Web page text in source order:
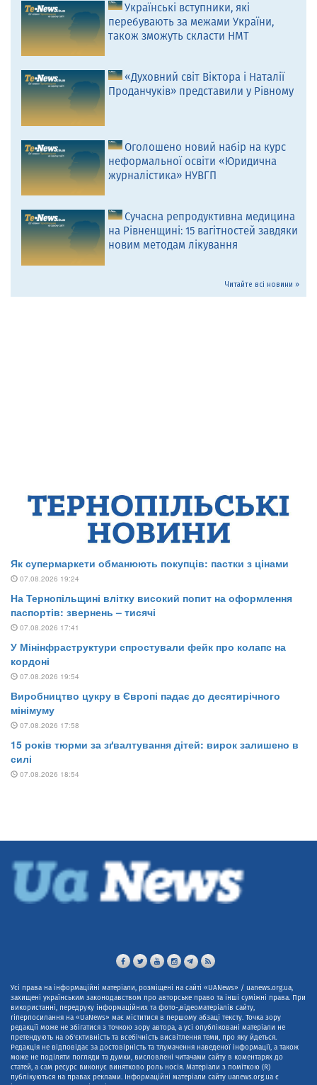
Українські вступники, які
перебувають за межами України,
також зможуть скласти НМТ
«Духовний світ Віктора і Наталії
Проданчуків» представили у Рівному
Оголошено новий набір на курс
неформальної освіти «Юридична
журналістика» НУВГП
Сучасна репродуктивна медицина
на Рівненщині: 15 вагітностей завдяки
новим методам лікування
Читайте всі новини »
Усі права на інформаційні матеріали, розміщені на сайті «UANews» / uanews.org.ua,
захищені українським законодавством про авторське право та інші суміжні права. При
використанні, передруку інформаційних та фото-,відеоматеріалів сайту,
гіперпосилання на «UaNews» має міститися в першому абзаці тексту. Точка зору
редакції може не збігатися з точкою зору автора, а усі опубліковані матеріали не
претендують на об'єктивність та всебічність висвітлення теми, про яку йдеться.
Редакція не відповідає за достовірність та тлумачення наведеної інформації, а також
може не поділяти погляди та думки, висловлені читачами сайту в коментарях до
статей, а сам ресурс виконує винятково роль носія. Матеріали з поміткою (R)
публікуються на правах реклами. Інформаційні матеріали сайту uanews.org.ua є